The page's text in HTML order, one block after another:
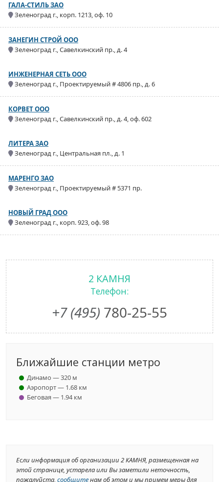
ГАЛА-СТИЛЬ ЗАО
Зеленоград г., корп. 1213, оф. 10
ЗАНЕГИН СТРОЙ ООО
Зеленоград г., Савелкинский пр., д. 4
ИНЖЕНЕРНАЯ СЕТЬ ООО
Зеленоград г., Проектируемый # 4806 пр., д. 6
КОРВЕТ ООО
Зеленоград г., Савелкинский пр., д. 4, оф. 602
ЛИТЕРА ЗАО
Зеленоград г., Центральная пл., д. 1
МАРЕНГО ЗАО
Зеленоград г., Проектируемый # 5371 пр.
НОВЫЙ ГРАД ООО
Зеленоград г., корп. 923, оф. 98
2 КАМНЯ
Телефон:
+7 (495) 780-25-55
Ближайшие станции метро
Динамо — 320 м
Аэропорт — 1.68 км
Беговая — 1.94 км
Если информация об организации 2 КАМНЯ, размещенная на
этой странице, устарела или Вы заметили неточность,
пожалуйста, сообщитенам об этом и мы примем меры для